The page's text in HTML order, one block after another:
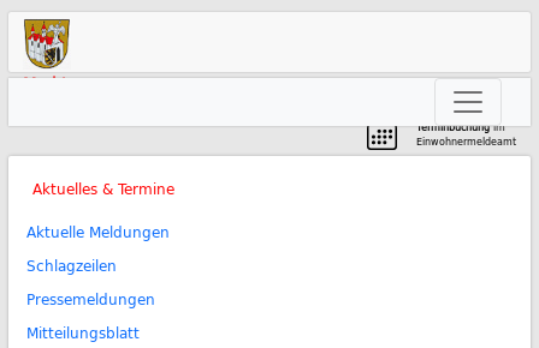
Markt
Terminbuchungim
Einwohnermeldeamt
Aktuelles & Termine
Aktuelle Meldungen
Schlagzeilen
Pressemeldungen
Mitteilungsblatt